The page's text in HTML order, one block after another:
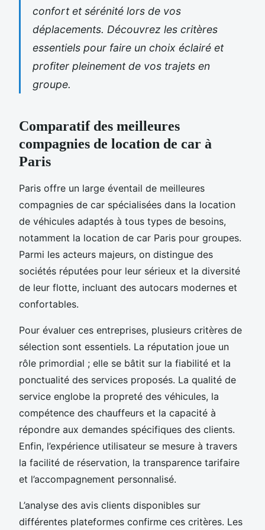
confort et sérénité lors de vos
déplacements. Découvrez les critères
essentiels pour faire un choix éclairé et
profiter pleinement de vos trajets en
groupe.
Comparatif des meilleures
compagnies de location de car à
Paris
Paris offre un large éventail de meilleures
compagnies de car spécialisées dans la location
de véhicules adaptés à tous types de besoins,
notamment la location de car Paris pour groupes.
Parmi les acteurs majeurs, on distingue des
sociétés réputées pour leur sérieux et la diversité
de leur flotte, incluant des autocars modernes et
confortables.
Pour évaluer ces entreprises, plusieurs critères de
sélection sont essentiels. La réputation joue un
rôle primordial ; elle se bâtit sur la fiabilité et la
ponctualité des services proposés. La qualité de
service englobe la propreté des véhicules, la
compétence des chauffeurs et la capacité à
répondre aux demandes spécifiques des clients.
Enfin, l’expérience utilisateur se mesure à travers
la facilité de réservation, la transparence tarifaire
et l’accompagnement personnalisé.
L’analyse des avis clients disponibles sur
différentes plateformes confirme ces critères. Les